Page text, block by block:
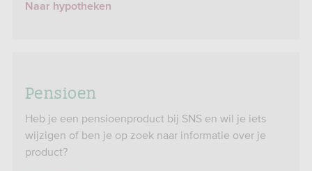
Naar hypotheken
Pensioen
Heb je een pensioenproduct bij SNS en wil je iets
wijzigen of ben je op zoek naar informatie over je
product?